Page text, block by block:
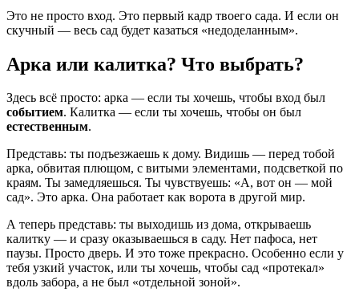
Это не просто вход. Это первый кадр твоего сада. И если он
скучный — весь сад будет казаться «недоделанным».
Арка или калитка? Что выбрать?
Здесь всё просто: арка — если ты хочешь, чтобы вход был
событием. Калитка — если ты хочешь, чтобы он был
естественным.
Представь: ты подъезжаешь к дому. Видишь — перед тобой
арка, обвитая плющом, с витыми элементами, подсветкой по
краям. Ты замедляешься. Ты чувствуешь: «А, вот он — мой
сад». Это арка. Она работает как ворота в другой мир.
А теперь представь: ты выходишь из дома, открываешь
калитку — и сразу оказываешься в саду. Нет пафоса, нет
паузы. Просто дверь. И это тоже прекрасно. Особенно если у
тебя узкий участок, или ты хочешь, чтобы сад «протекал»
вдоль забора, а не был «отдельной зоной».